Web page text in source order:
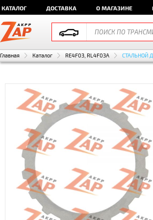
КАТАЛОГ ДОСТАВКА О МАГАЗИНЕ
Главная Каталог RE4F03, RL4F03A СТАЛЬНОЙ